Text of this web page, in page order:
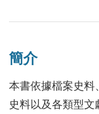
2014/08/18
簡介
本書依據檔案史料
史料以及各類型